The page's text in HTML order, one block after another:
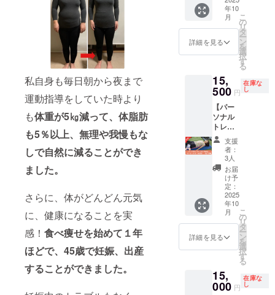
私自身も毎日朝から夜まで
運動指導をしていた時より
も体重が5㎏減って、体脂肪
も5％以上、無理や我慢もな
しで自然に減ることができ
ました。
さらに、体がどんどん元気
に、健康になることを実
感！ 食べ痩せを始めて１年
ほどで、45歳で妊娠、出産
することができました。
ご希望
の場合
は別途
くださ
い。
を行い
ます。
・別
本の交
通費を
きま
す。 ・
有効期
限：ご
支援か
ら6ヶ月
以内に
実施し
てくだ
さい。
・全国
対応可
能です
が、移
動に制
る日程
などは
くださ
い。
ための
「使い
方レッ
スン
（オン
トでご
案内し
ます。
使い方
レッス
ンは
「IPSコ
スメ
ティッ
クス販
売会社
ぴかり
ん」様
から楽
しく学
す。
（山本
す） さ
らに、
のお好
きな方
をお選
びくだ
チサー
ビス ◇
事前打
ち合わ
せ+ミニ
レッス
ン付き
60分
（対面
か
ZOOM
のお好
きな方
をお選
びくだ
さい。
対面は
ミニ
レッス
撮影で
ビジネ
スが飛
躍した
り、人
生が好
方もた
くさん
いま
す。 ロ
ケー
ション
フォト
80分
◇10枚
レタッ
チサー
ビス
◇ZOO
Mコン
サルタ
ント120
分（事
レッス
ン）
をサ
ポート
する法
人向け
の特別
プラン
月１回
の食べ
痩せ講
座＆オ
ンライ
ンエク
ササイ
ズに加
え、1社
につき
最大10
名ま
で、ア
プリを
使った
日々の
食事記
を行い
ます。
年10
月
詳細を見る
こ
の
リ
タ
ー
ン
を
選
択
す
る
15,
500 円
在庫な
し
【パー
ソナル
トレー
ニング
60分
（スト
レッチ
ポール
付き）
+電子書
籍】
zoom個
別開催
＋電子
書籍。
スト
ポール
を用い
支援
者：
3人
お届
け予
定：
2025
年10
月
詳細を見る
こ
の
リ
タ
ー
ン
を
選
択
す
る
15,
000 円
在庫な
し